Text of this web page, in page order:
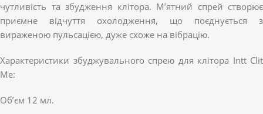
чутливість та збудження клітора. М’ятний спрей створює
приємне відчуття охолодження, що поєднується з
вираженою пульсацією, дуже схоже на вібрацію.
Характеристики збуджувального спрею для клітора Intt Clit
Me:
Об’єм 12 мл.